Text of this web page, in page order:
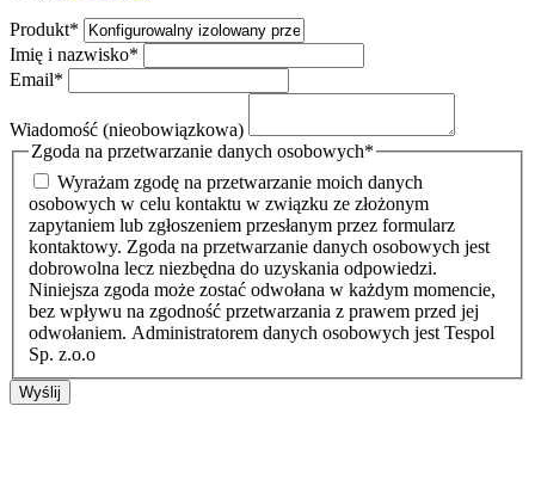
Produkt*
Imię i nazwisko*
Email*
Wiadomość (nieobowiązkowa)
Zgoda na przetwarzanie danych osobowych*
Wyrażam zgodę na przetwarzanie moich danych
osobowych w celu kontaktu w związku ze złożonym
zapytaniem lub zgłoszeniem przesłanym przez formularz
kontaktowy. Zgoda na przetwarzanie danych osobowych jest
dobrowolna lecz niezbędna do uzyskania odpowiedzi.
Niniejsza zgoda może zostać odwołana w każdym momencie,
bez wpływu na zgodność przetwarzania z prawem przed jej
odwołaniem. Administratorem danych osobowych jest Tespol
Sp. z.o.o
Wyślij